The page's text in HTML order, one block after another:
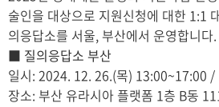
술인을 대상으로 지원신청에 대한 1:1
의응답소를 서울, 부산에서 운영합니다.
■ 질의응답소 부산
일시: 2024. 12. 26.(목) 13:00~17:00
장소: 부산 유라시아 플랫폼 1층 B동